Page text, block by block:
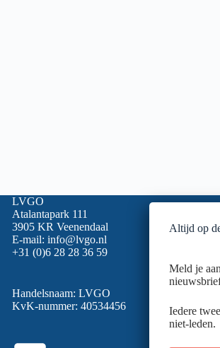
LVGO
Atalantapark 111
3905 KR Veenendaal
E-mail: info@lvgo.nl
+31 (0)6 28 28 36 59
Handelsnaam: LVGO
KvK-nummer: 40534456
Altijd op
Meld je
Iedere
niet-leden.